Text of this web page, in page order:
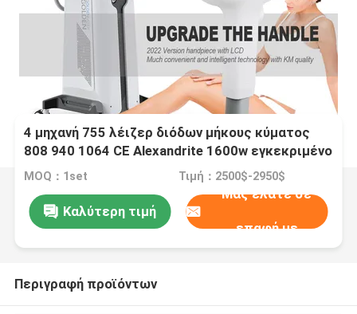
4 μηχανή 755 λέιζερ διόδων μήκους κύματος
808 940 1064 CE Alexandrite 1600w εγκεκριμένο
MOQ：1set Τιμή：2500$-2950$
Καλύτερη τιμή
Μας ελάτε σε
επαφή με
Περιγραφή προϊόντων